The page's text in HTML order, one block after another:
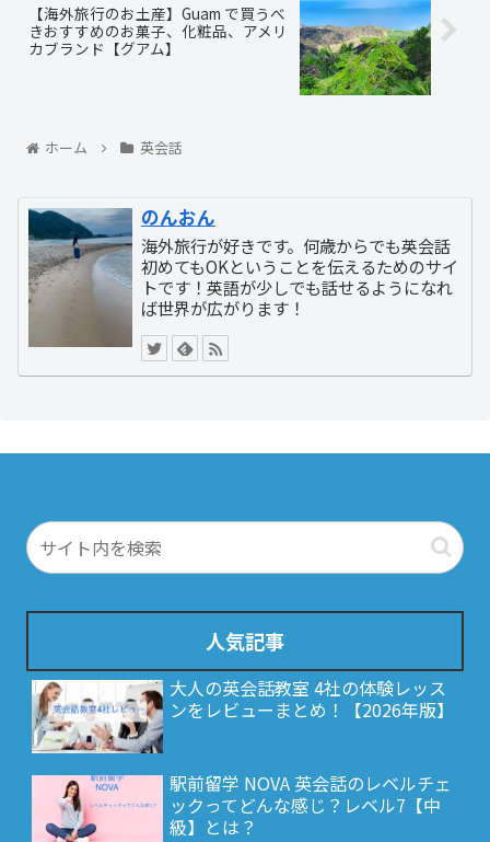
【海外旅行のお土産】Guam で買うべ
きおすすめのお菓子、化粧品、アメリ
カブランド【グアム】
ホーム 英会話
のんおん
海外旅行が好きです。何歳からでも英会話
初めてもOKということを伝えるためのサイ
トです！英語が少しでも話せるようになれ
ば世界が広がります！
人気記事
大人の英会話教室 4社の体験レッス
ンをレビューまとめ！【2026年版】
駅前留学 NOVA 英会話のレベルチェ
ックってどんな感じ？レベル7【中
級】とは？